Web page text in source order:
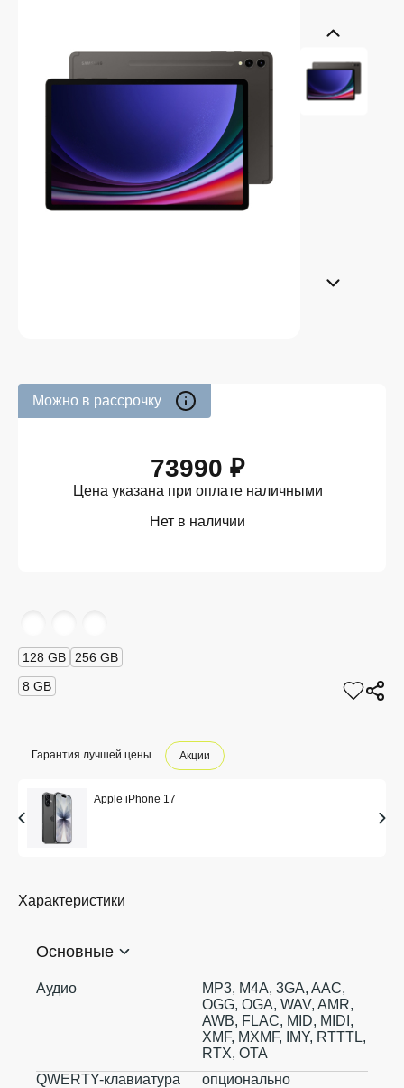
Можно в рассрочку
73990 ₽
Цена указана при оплате наличными
Нет в наличии
128 GB
256 GB
8 GB
Гарантия лучшей цены Акции
Apple iPhone 17
Характеристики
Основные
Аудио
MP3, M4A, 3GA, AAC,
OGG, OGA, WAV, AMR,
AWB, FLAC, MID, MIDI,
XMF, MXMF, IMY, RTTTL,
RTX, OTA
QWERTY-клавиатура
опционально